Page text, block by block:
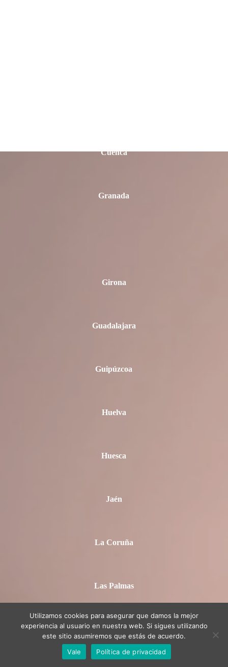
Cuenca
Granada
Girona
Guadalajara
Guipúzcoa
Huelva
Huesca
Jaén
La Coruña
Las Palmas
La Rioja
Utilizamos cookies para asegurar que damos la mejor
experiencia al usuario en nuestra web. Si sigues utilizando
este sitio asumiremos que estás de acuerdo.
Vale
Política de privacidad